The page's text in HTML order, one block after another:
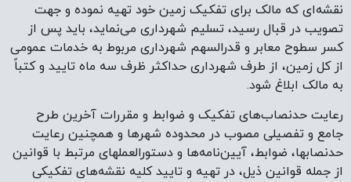
نقشه‌ای که مالک برای تفکیک زمین خود تهیه نموده و جهت
تصویب در قبال رسید، تسلیم شهرداری می‌نماید، باید پس از
کسر سطوح معابر و قدرالسهم شهرداری مربوط به خدمات عمومی
از کل زمین، از طرف شهرداری حداکثر ظرف سه ماه تایید و کتباً
به مالک ابلاغ شود.
رعایت حدنصاب‌های تفکیک و ضوابط و مقررات آخرین طرح
جامع و تفصیلی مصوب در محدوده شهرها و همچنین رعایت
حدنصابها، ضوابط، آیین‌نامه‌ها و دستورالعملهای مرتبط با قوانین
از جمله قوانین ذیل، در تهیه و تایید کلیه نقشه‌های تفکیکی